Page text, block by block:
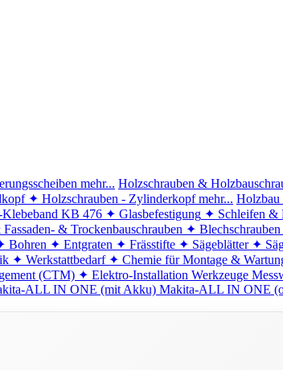
mehr... Holzschrauben &
✦ Holzschrauben - Zylinderkopf mehr... Holzbau
KB 476 ✦ Glasbefestigung ✦ Schleifen &
& Trockenbauschrauben ✦ Blechschrauben
Bohren ✦ Entgraten ✦ Frässtifte ✦ Sägeblätter ✦
✦ Werkstattbedarf ✦ Chemie für Montage &
(CTM) ✦ Elektro-Installation Werkzeuge
ALL IN ONE (mit Akku) Makita-ALL IN ONE